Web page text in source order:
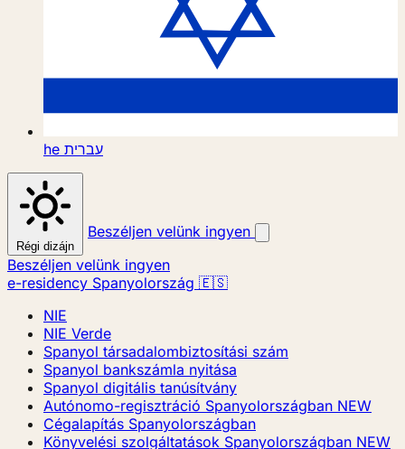
he עברית
Régi dizájn
Beszéljen velünk ingyen
Beszéljen velünk ingyen
e-residency Spanyolország 🇪🇸
NIE
NIE Verde
Spanyol társadalombiztosítási szám
Spanyol bankszámla nyitása
Spanyol digitális tanúsítvány
Autónomo-regisztráció Spanyolországban NEW
Cégalapítás Spanyolországban
Könyvelési szolgáltatások Spanyolországban NEW